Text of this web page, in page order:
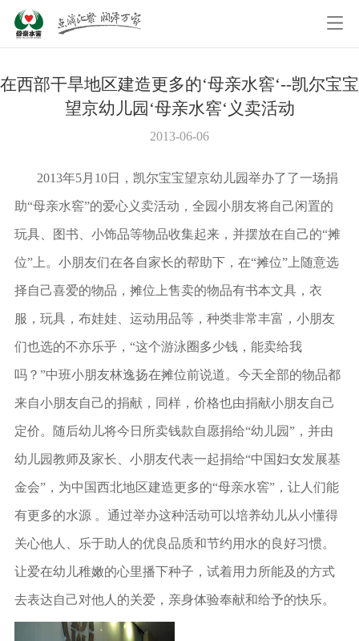
在西部干旱地区建造更多的‘母亲水窖‘--凯尔宝宝
望京幼儿园‘母亲水窖‘义卖活动
2013-06-06
2013年5月10日，凯尔宝宝望京幼儿园举办了了一场捐
助“母亲水窖”的爱心义卖活动，全园小朋友将自己闲置的
玩具、图书、小饰品等物品收集起来，并摆放在自己的“摊
位”上。小朋友们在各自家长的帮助下，在“摊位”上随意选
择自己喜爱的物品，摊位上售卖的物品有书本文具，衣
服，玩具，布娃娃、运动用品等，种类非常丰富，小朋友
们也选的不亦乐乎，“这个游泳圈多少钱，能卖给我
吗？”中班小朋友林逸扬在摊位前说道。今天全部的物品都
来自小朋友自己的捐献，同样，价格也由捐献小朋友自己
定价。随后幼儿将今日所卖钱款自愿捐给“幼儿园”，并由
幼儿园教师及家长、小朋友代表一起捐给“中国妇女发展基
金会”，为中国西北地区建造更多的“母亲水窖”，让人们能
有更多的水源 。通过举办这种活动可以培养幼儿从小懂得
关心他人、乐于助人的优良品质和节约用水的良好习惯。
让爱在幼儿稚嫩的心里播下种子，试着用力所能及的方式
去表达自己对他人的关爱，亲身体验奉献和给予的快乐。